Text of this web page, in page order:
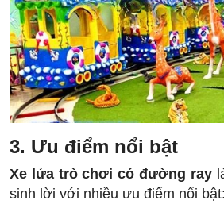
3. Ưu điểm nổi bật
Xe lửa trò chơi có đường ray
sinh lời với nhiều ưu điểm nổi bật: